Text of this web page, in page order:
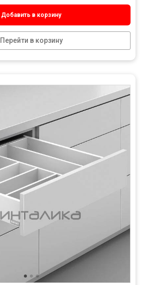
Добавить в корзину
Перейти в корзину